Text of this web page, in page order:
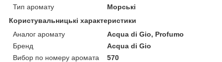
Тип аромату
Морські
Користувальницькі характеристики
Аналог аромату
Acqua di Gio, Profumo
Бренд
Acqua di Gio
Вибор по номеру аромата
570